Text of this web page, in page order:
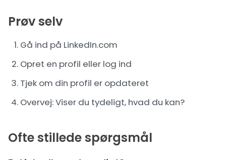
Prøv selv
Gå ind på LinkedIn.com
Opret en profil eller log ind
Tjek om din profil er opdateret
Overvej: Viser du tydeligt, hvad du kan?
Ofte stillede spørgsmål